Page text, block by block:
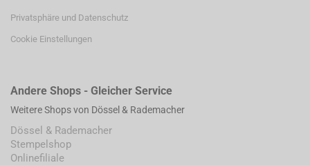
Privatsphäre und Datenschutz
Cookie Einstellungen
Andere Shops - Gleicher Service
Weitere Shops von Dössel & Rademacher
Dössel & Rademacher
Stempelshop
Onlinefiliale